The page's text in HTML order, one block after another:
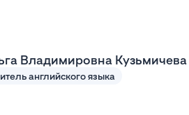
Владимировна Кузьмичева
английского языка